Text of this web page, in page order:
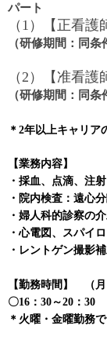
パート
（1）【正看護
（研修期間：同条
（2）【准看護
（研修期間：同条
＊2年以上キャリア
【業務内容】
・採血、点滴、注射
・院内検査：遠心
・婦人科的診察の
・心電図、スパイ
・レントゲン撮影
【勤務時間】 （月
〇16：30～20：30
＊火曜・金曜勤務